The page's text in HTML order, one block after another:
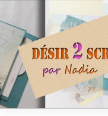
content